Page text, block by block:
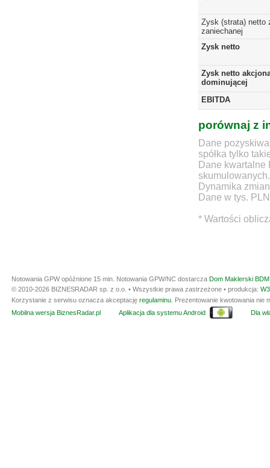
Zysk (strata) netto
zaniechanej
Zysk netto
Zysk netto
dominującej
EBITDA
porównaj z
Dane
spółka tylko
Dane
skumulowanych.
Dynamika
Dane w tys. PLN
* Wartości
Notowania GPW opóźnione 15 min. Notowania GPW/NC dostarcza Dom Maklerski
© 2010-2026 BIZNESRADAR sp. z o.o. • Wszystkie prawa zastrzeżone • produkcja:
Korzystanie z serwisu oznacza akceptację regulaminu . Prezentowanie kwotowania
Mobilna wersja BiznesRadar.pl
Aplikacja dla systemu Android Dla